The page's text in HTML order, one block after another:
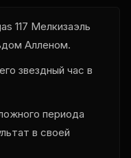
117 Мелкизаэль
Алленом.
звездный час в
периода
в своей